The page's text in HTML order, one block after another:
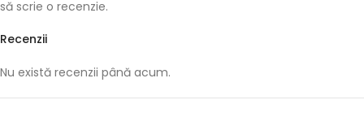
Recenzii
Nu există recenzii până acum.
să scrie o recenzie.